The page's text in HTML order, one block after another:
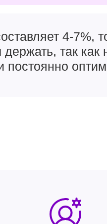
4-7%,
так как